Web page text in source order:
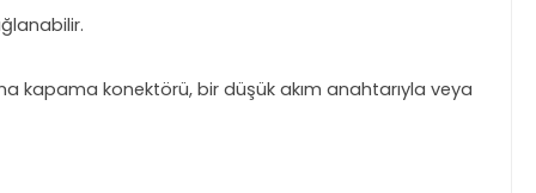
kapama konektörü, bir düşük akım anahtarıyla veya